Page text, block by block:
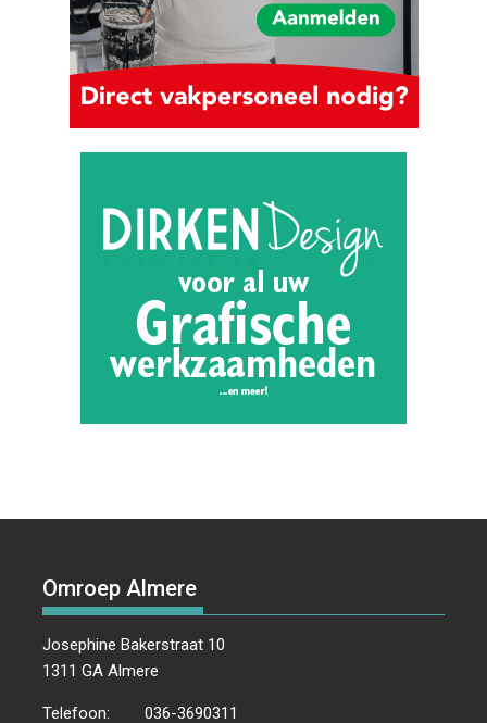
Omroep Almere
Josephine Bakerstraat 10
1311 GA Almere
Telefoon:
036-3690311